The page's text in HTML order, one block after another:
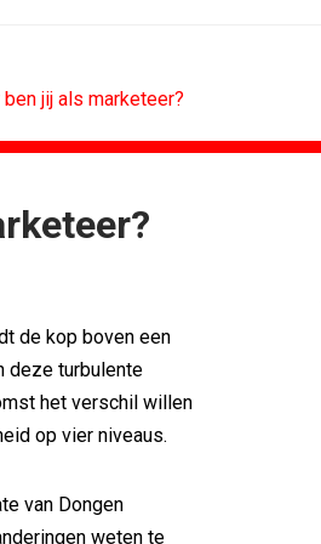
jij als marketeer?
de kop boven een
deze turbulente
het verschil willen
op vier niveaus.
van Dongen
weten te
ONLINE MARKETING
Direct ‘kaapt’...
zet antidiefstal centraal
zet AI-presentator in voor...
lanceert campagne met Roy...